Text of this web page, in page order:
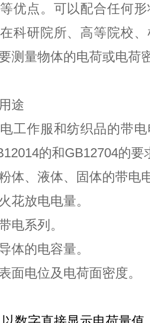
优点。可以配合任何
科研院所、高等院校
测量物体的电荷或电荷
途
工作服和纺织品的带
的和GB12704的
体、液体、固体的带
花放电电量。
电系列。
体的电容量。
面电位及电荷面密度。